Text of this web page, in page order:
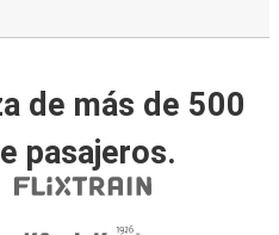
de más de 500
pasajeros.